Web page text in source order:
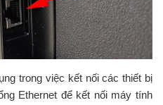
trong việc kết nối các thiết bị
Ethernet để kết nối máy tính